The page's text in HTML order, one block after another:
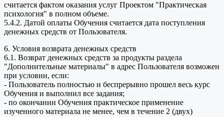
считается фактом оказания услуг Проектом "Практическая
психология" в полном объеме.
5.4.2. Датой оплаты Обучения считается дата поступления
денежных средств от Пользователя.
6. Условия возврата денежных средств
6.1. Возврат денежных средств за продукты раздела
"Дополнительные материалы" в адрес Пользователя возможен
при условии, если:
- Пользователь полностью и беспрерывно прошел весь курс
Обучения и выполнил все задания;
- по окончании Обучения практическое применение
изученного материала не менее, чем в течение 2 (двух)